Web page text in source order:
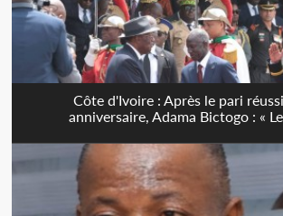
Côte d'Ivoire : Après le pari
anniversaire, Adama Bictogo : «